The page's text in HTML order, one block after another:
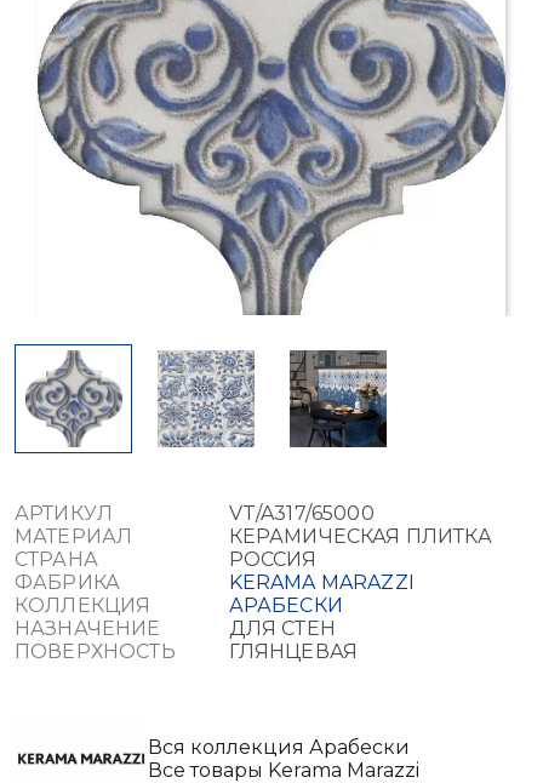
АРТИКУЛ
VT/A317/65000
МАТЕРИАЛ
КЕРАМИЧЕСКАЯ ПЛИТКА
СТРАНА
РОССИЯ
ФАБРИКА
KERAMA MARAZZI
КОЛЛЕКЦИЯ
АРАБЕСКИ
НАЗНАЧЕНИЕ
ДЛЯ СТЕН
ПОВЕРХНОСТЬ
ГЛЯНЦЕВАЯ
Вся коллекция Арабески
Все товары Kerama Marazzi